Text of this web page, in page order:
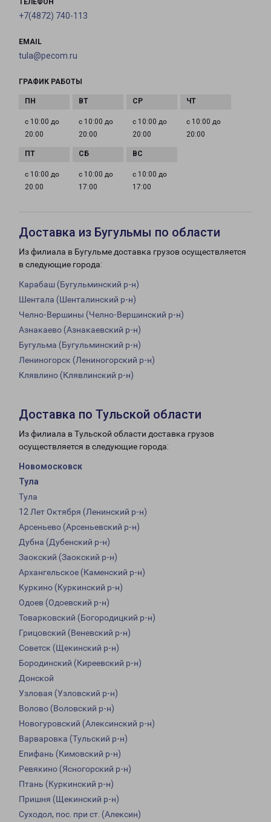
ТЕЛЕФОН
+7(4872) 740-113
EMAIL
tula@pecom.ru
ГРАФИК РАБОТЫ
с 10:00 до
20:00
с 10:00 до
20:00
с 10:00 до
20:00
с 10:00 до
20:00
с 10:00 до
20:00
с 10:00 до
17:00
с 10:00 до
17:00
Доставка из Бугульмы по области
Из филиала в Бугульме доставка грузов осуществляется
в следующие города:
Карабаш (Бугульминский р-н)
Шентала (Шенталинский р-н)
Челно-Вершины (Челно-Вершинский р-н)
Азнакаево (Азнакаевский р-н)
Бугульма (Бугульминский р-н)
Лениногорск (Лениногорский р-н)
Клявлино (Клявлинский р-н)
Доставка по Тульской области
Из филиала в Тульской области доставка грузов
осуществляется в следующие города:
Новомосковск
Тула
Тула
12 Лет Октября (Ленинский р-н)
Арсеньево (Арсеньевский р-н)
Дубна (Дубенский р-н)
Заокский (Заокский р-н)
Архангельское (Каменский р-н)
Куркино (Куркинский р-н)
Одоев (Одоевский р-н)
Товарковский (Богородицкий р-н)
Грицовский (Веневский р-н)
Советск (Щекинский р-н)
Бородинский (Киреевский р-н)
Донской
Узловая (Узловский р-н)
Волово (Воловский р-н)
Новогуровский (Алексинский р-н)
Варваровка (Тульский р-н)
Епифань (Кимовский р-н)
Ревякино (Ясногорский р-н)
Птань (Куркинский р-н)
Пришня (Щекинский р-н)
Суходол, пос. при ст. (Алексин)